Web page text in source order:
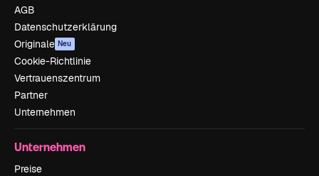
AGB
Datenschutzerklärung
Originale Neu
Cookie-Richtlinie
Vertrauenszentrum
Partner
Unternehmen
Unternehmen
Preise